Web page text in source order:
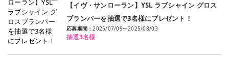
【イヴ・サンローラン】YSL ラブシャイン グロス
プランパーを抽選で3名様にプレゼント！
応募期間：2025/07/09〜2025/08/03
抽選3名様